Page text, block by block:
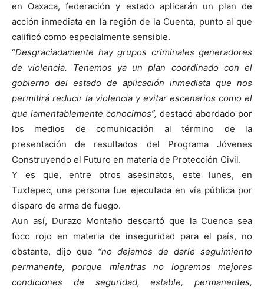
en Oaxaca, federación y estado aplicarán un plan de
acción inmediata en la región de la Cuenta, punto al que
calificó como especialmente sensible.
“Desgraciadamente hay grupos criminales generadores
de violencia. Tenemos ya un plan coordinado con el
gobierno del estado de aplicación inmediata que nos
permitirá reducir la violencia y evitar escenarios como el
que lamentablemente conocimos”, destacó abordado por
los medios de comunicación al término de la
presentación de resultados del Programa Jóvenes
Construyendo el Futuro en materia de Protección Civil.
Y es que, entre otros asesinatos, este lunes, en
Tuxtepec, una persona fue ejecutada en vía pública por
disparo de arma de fuego.
Aun así, Durazo Montaño descartó que la Cuenca sea
foco rojo en materia de inseguridad para el país, no
obstante, dijo que “no dejamos de darle seguimiento
permanente, porque mientras no logremos mejores
condiciones de seguridad, estable, permanentes,